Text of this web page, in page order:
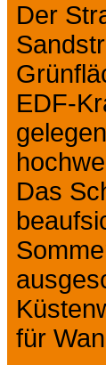
Der
EDF-
Das
für